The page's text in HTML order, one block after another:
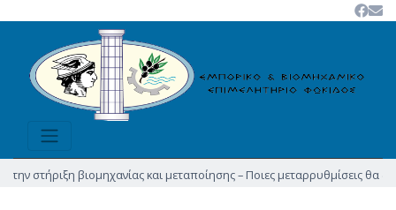
βιομηχανίας και μεταποίησης – Ποιες μεταρρυθμίσεις θα δώσουν